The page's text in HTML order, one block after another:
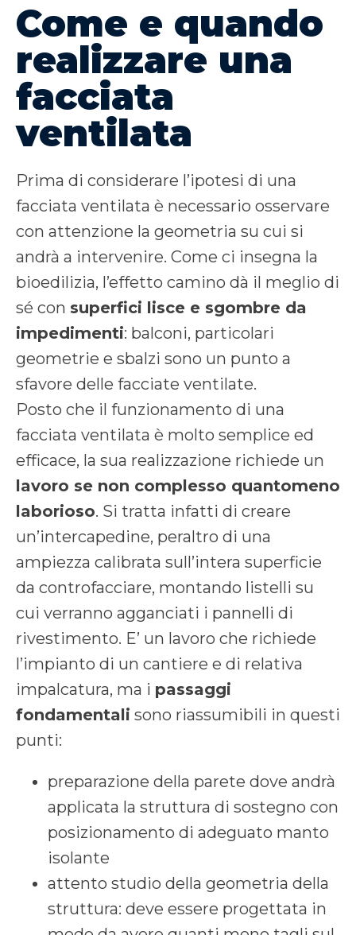
Come e quando
realizzare una
facciata
ventilata
Prima di considerare l’ipotesi di una
facciata ventilata è necessario osservare
con attenzione la geometria su cui si
andrà a intervenire. Come ci insegna la
bioedilizia, l’effetto camino dà il meglio di
sé con superfici lisce e sgombre da
impedimenti: balconi, particolari
geometrie e sbalzi sono un punto a
sfavore delle facciate ventilate.
Posto che il funzionamento di una
facciata ventilata è molto semplice ed
efficace, la sua realizzazione richiede un
lavoro se non complesso quantomeno
laborioso. Si tratta infatti di creare
un’intercapedine, peraltro di una
ampiezza calibrata sull’intera superficie
da controfacciare, montando listelli su
cui verranno agganciati i pannelli di
rivestimento. E’ un lavoro che richiede
l’impianto di un cantiere e di relativa
impalcatura, ma i passaggi
fondamentali sono riassumibili in questi
punti:
preparazione della parete dove andrà
applicata la struttura di sostegno con
posizionamento di adeguato manto
isolante
attento studio della geometria della
struttura: deve essere progettata in